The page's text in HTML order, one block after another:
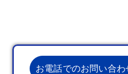
お電話でのお問い合わ